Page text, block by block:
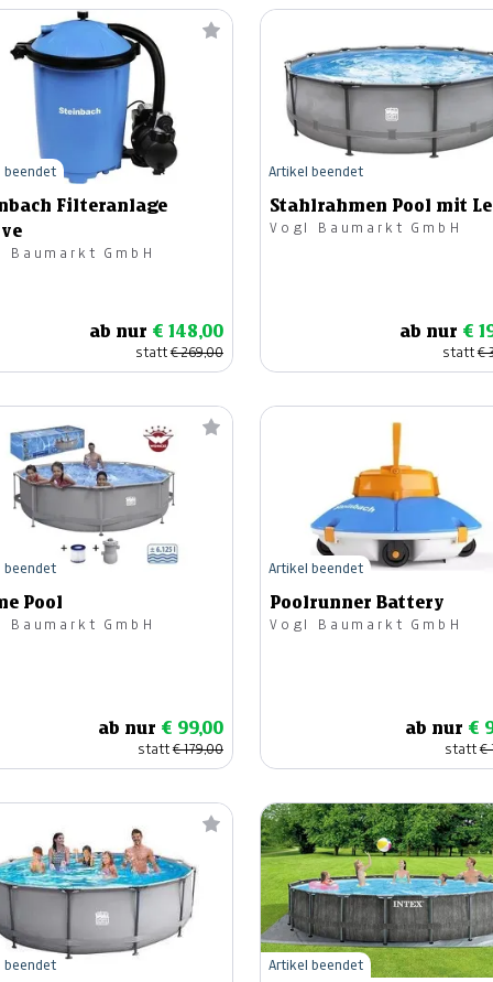
Filteranlage
Baumarkt GmbH
ab nur € 148,00
statt€ 269,00
beendet
Stahlrahmen Pool mit
Vogl Baumarkt GmbH
ab nur €
statt€
Artikel beendet
Pool
Baumarkt GmbH
ab nur € 99,00
statt€ 179,00
beendet
Poolrunner Battery
Vogl Baumarkt GmbH
ab nur €
statt€
Artikel beendet
beendet Artikel beendet